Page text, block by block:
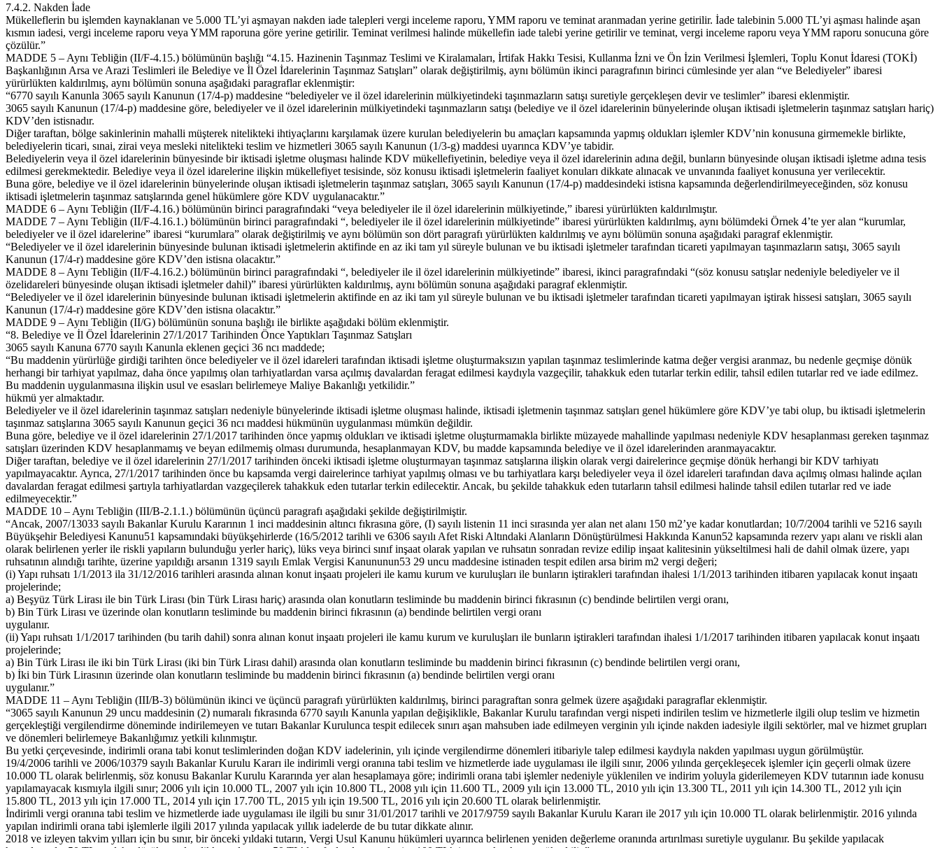
7.4.2. Nakden İade
Mükelleflerin bu işlemden kaynaklanan ve 5.000 TL’yi aşmayan nakden iade talepleri vergi inceleme raporu, YMM raporu ve teminat aranmadan yerine getirilir. İade talebinin 5.000 TL’yi aşması halinde aşan
kısmın iadesi, vergi inceleme raporu veya YMM raporuna göre yerine getirilir. Teminat verilmesi halinde mükellefin iade talebi yerine getirilir ve teminat, vergi inceleme raporu veya YMM raporu sonucuna göre
çözülür.”
MADDE 5 – Aynı Tebliğin (II/F-4.15.) bölümünün başlığı “4.15. Hazinenin Taşınmaz Teslimi ve Kiralamaları, İrtifak Hakkı Tesisi, Kullanma İzni ve Ön İzin Verilmesi İşlemleri, Toplu Konut İdaresi (TOKİ)
Başkanlığının Arsa ve Arazi Teslimleri ile Belediye ve İl Özel İdarelerinin Taşınmaz Satışları” olarak değiştirilmiş, aynı bölümün ikinci paragrafının birinci cümlesinde yer alan “ve Belediyeler” ibaresi
yürürlükten kaldırılmış, aynı bölümün sonuna aşağıdaki paragraflar eklenmiştir:
“6770 sayılı Kanunla 3065 sayılı Kanunun (17/4-p) maddesine “belediyeler ve il özel idarelerinin mülkiyetindeki taşınmazların satışı suretiyle gerçekleşen devir ve teslimler” ibaresi eklenmiştir.
3065 sayılı Kanunun (17/4-p) maddesine göre, belediyeler ve il özel idarelerinin mülkiyetindeki taşınmazların satışı (belediye ve il özel idarelerinin bünyelerinde oluşan iktisadi işletmelerin taşınmaz satışları hariç)
KDV’den istisnadır.
Diğer taraftan, bölge sakinlerinin mahalli müşterek nitelikteki ihtiyaçlarını karşılamak üzere kurulan belediyelerin bu amaçları kapsamında yapmış oldukları işlemler KDV’nin konusuna girmemekle birlikte,
belediyelerin ticari, sınai, zirai veya mesleki nitelikteki teslim ve hizmetleri 3065 sayılı Kanunun (1/3-g) maddesi uyarınca KDV’ye tabidir.
Belediyelerin veya il özel idarelerinin bünyesinde bir iktisadi işletme oluşması halinde KDV mükellefiyetinin, belediye veya il özel idarelerinin adına değil, bunların bünyesinde oluşan iktisadi işletme adına tesis
edilmesi gerekmektedir. Belediye veya il özel idarelerine ilişkin mükellefiyet tesisinde, söz konusu iktisadi işletmelerin faaliyet konuları dikkate alınacak ve unvanında faaliyet konusuna yer verilecektir.
Buna göre, belediye ve il özel idarelerinin bünyelerinde oluşan iktisadi işletmelerin taşınmaz satışları, 3065 sayılı Kanunun (17/4-p) maddesindeki istisna kapsamında değerlendirilmeyeceğinden, söz konusu
iktisadi işletmelerin taşınmaz satışlarında genel hükümlere göre KDV uygulanacaktır.”
MADDE 6 – Aynı Tebliğin (II/F-4.16.) bölümünün birinci paragrafındaki “veya belediyeler ile il özel idarelerinin mülkiyetinde,” ibaresi yürürlükten kaldırılmıştır.
MADDE 7 – Aynı Tebliğin (II/F-4.16.1.) bölümünün birinci paragrafındaki “, belediyeler ile il özel idarelerinin mülkiyetinde” ibaresi yürürlükten kaldırılmış, aynı bölümdeki Örnek 4’te yer alan “kurumlar,
belediyeler ve il özel idarelerine” ibaresi “kurumlara” olarak değiştirilmiş ve aynı bölümün son dört paragrafı yürürlükten kaldırılmış ve aynı bölümün sonuna aşağıdaki paragraf eklenmiştir.
“Belediyeler ve il özel idarelerinin bünyesinde bulunan iktisadi işletmelerin aktifinde en az iki tam yıl süreyle bulunan ve bu iktisadi işletmeler tarafından ticareti yapılmayan taşınmazların satışı, 3065 sayılı
Kanunun (17/4-r) maddesine göre KDV’den istisna olacaktır.”
MADDE 8 – Aynı Tebliğin (II/F-4.16.2.) bölümünün birinci paragrafındaki “, belediyeler ile il özel idarelerinin mülkiyetinde” ibaresi, ikinci paragrafındaki “(söz konusu satışlar nedeniyle belediyeler ve il
özelidareleri bünyesinde oluşan iktisadi işletmeler dahil)” ibaresi yürürlükten kaldırılmış, aynı bölümün sonuna aşağıdaki paragraf eklenmiştir.
“Belediyeler ve il özel idarelerinin bünyesinde bulunan iktisadi işletmelerin aktifinde en az iki tam yıl süreyle bulunan ve bu iktisadi işletmeler tarafından ticareti yapılmayan iştirak hissesi satışları, 3065 sayılı
Kanunun (17/4-r) maddesine göre KDV’den istisna olacaktır.”
MADDE 9 – Aynı Tebliğin (II/G) bölümünün sonuna başlığı ile birlikte aşağıdaki bölüm eklenmiştir.
“8. Belediye ve İl Özel İdarelerinin 27/1/2017 Tarihinden Önce Yaptıkları Taşınmaz Satışları
3065 sayılı Kanuna 6770 sayılı Kanunla eklenen geçici 36 ncı maddede;
“Bu maddenin yürürlüğe girdiği tarihten önce belediyeler ve il özel idareleri tarafından iktisadi işletme oluşturmaksızın yapılan taşınmaz teslimlerinde katma değer vergisi aranmaz, bu nedenle geçmişe dönük
herhangi bir tarhiyat yapılmaz, daha önce yapılmış olan tarhiyatlardan varsa açılmış davalardan feragat edilmesi kaydıyla vazgeçilir, tahakkuk eden tutarlar terkin edilir, tahsil edilen tutarlar red ve iade edilmez.
Bu maddenin uygulanmasına ilişkin usul ve esasları belirlemeye Maliye Bakanlığı yetkilidir.”
hükmü yer almaktadır.
Belediyeler ve il özel idarelerinin taşınmaz satışları nedeniyle bünyelerinde iktisadi işletme oluşması halinde, iktisadi işletmenin taşınmaz satışları genel hükümlere göre KDV’ye tabi olup, bu iktisadi işletmelerin
taşınmaz satışlarına 3065 sayılı Kanunun geçici 36 ncı maddesi hükmünün uygulanması mümkün değildir.
Buna göre, belediye ve il özel idarelerinin 27/1/2017 tarihinden önce yapmış oldukları ve iktisadi işletme oluşturmamakla birlikte müzayede mahallinde yapılması nedeniyle KDV hesaplanması gereken taşınmaz
satışları üzerinden KDV hesaplanmamış ve beyan edilmemiş olması durumunda, hesaplanmayan KDV, bu madde kapsamında belediye ve il özel idarelerinden aranmayacaktır.
Diğer taraftan, belediye ve il özel idarelerinin 27/1/2017 tarihinden önceki iktisadi işletme oluşturmayan taşınmaz satışlarına ilişkin olarak vergi dairelerince geçmişe dönük herhangi bir KDV tarhiyatı
yapılmayacaktır. Ayrıca, 27/1/2017 tarihinden önce bu kapsamda vergi dairelerince tarhiyat yapılmış olması ve bu tarhiyatlara karşı belediyeler veya il özel idareleri tarafından dava açılmış olması halinde açılan
davalardan feragat edilmesi şartıyla tarhiyatlardan vazgeçilerek tahakkuk eden tutarlar terkin edilecektir. Ancak, bu şekilde tahakkuk eden tutarların tahsil edilmesi halinde tahsil edilen tutarlar red ve iade
edilmeyecektir.”
MADDE 10 – Aynı Tebliğin (III/B-2.1.1.) bölümünün üçüncü paragrafı aşağıdaki şekilde değiştirilmiştir.
“Ancak, 2007/13033 sayılı Bakanlar Kurulu Kararının 1 inci maddesinin altıncı fıkrasına göre, (I) sayılı listenin 11 inci sırasında yer alan net alanı 150 m2’ye kadar konutlardan; 10/7/2004 tarihli ve 5216 sayılı
Büyükşehir Belediyesi Kanunu51 kapsamındaki büyükşehirlerde (16/5/2012 tarihli ve 6306 sayılı Afet Riski Altındaki Alanların Dönüştürülmesi Hakkında Kanun52 kapsamında rezerv yapı alanı ve riskli alan
olarak belirlenen yerler ile riskli yapıların bulunduğu yerler hariç), lüks veya birinci sınıf inşaat olarak yapılan ve ruhsatın sonradan revize edilip inşaat kalitesinin yükseltilmesi hali de dahil olmak üzere, yapı
ruhsatının alındığı tarihte, üzerine yapıldığı arsanın 1319 sayılı Emlak Vergisi Kanununun53 29 uncu maddesine istinaden tespit edilen arsa birim m2 vergi değeri;
(i) Yapı ruhsatı 1/1/2013 ila 31/12/2016 tarihleri arasında alınan konut inşaatı projeleri ile kamu kurum ve kuruluşları ile bunların iştirakleri tarafından ihalesi 1/1/2013 tarihinden itibaren yapılacak konut inşaatı
projelerinde;
a) Beşyüz Türk Lirası ile bin Türk Lirası (bin Türk Lirası hariç) arasında olan konutların tesliminde bu maddenin birinci fıkrasının (c) bendinde belirtilen vergi oranı,
b) Bin Türk Lirası ve üzerinde olan konutların tesliminde bu maddenin birinci fıkrasının (a) bendinde belirtilen vergi oranı
uygulanır.
(ii) Yapı ruhsatı 1/1/2017 tarihinden (bu tarih dahil) sonra alınan konut inşaatı projeleri ile kamu kurum ve kuruluşları ile bunların iştirakleri tarafından ihalesi 1/1/2017 tarihinden itibaren yapılacak konut inşaatı
projelerinde;
a) Bin Türk Lirası ile iki bin Türk Lirası (iki bin Türk Lirası dahil) arasında olan konutların tesliminde bu maddenin birinci fıkrasının (c) bendinde belirtilen vergi oranı,
b) İki bin Türk Lirasının üzerinde olan konutların tesliminde bu maddenin birinci fıkrasının (a) bendinde belirtilen vergi oranı
uygulanır.”
MADDE 11 – Aynı Tebliğin (III/B-3) bölümünün ikinci ve üçüncü paragrafı yürürlükten kaldırılmış, birinci paragraftan sonra gelmek üzere aşağıdaki paragraflar eklenmiştir.
“3065 sayılı Kanunun 29 uncu maddesinin (2) numaralı fıkrasında 6770 sayılı Kanunla yapılan değişiklikle, Bakanlar Kurulu tarafından vergi nispeti indirilen teslim ve hizmetlerle ilgili olup teslim ve hizmetin
gerçekleştiği vergilendirme döneminde indirilemeyen ve tutarı Bakanlar Kurulunca tespit edilecek sınırı aşan mahsuben iade edilmeyen verginin yılı içinde nakden iadesiyle ilgili sektörler, mal ve hizmet grupları
ve dönemleri belirlemeye Bakanlığımız yetkili kılınmıştır.
Bu yetki çerçevesinde, indirimli orana tabi konut teslimlerinden doğan KDV iadelerinin, yılı içinde vergilendirme dönemleri itibariyle talep edilmesi kaydıyla nakden yapılması uygun görülmüştür.
19/4/2006 tarihli ve 2006/10379 sayılı Bakanlar Kurulu Kararı ile indirimli vergi oranına tabi teslim ve hizmetlerde iade uygulaması ile ilgili sınır, 2006 yılında gerçekleşecek işlemler için geçerli olmak üzere
10.000 TL olarak belirlenmiş, söz konusu Bakanlar Kurulu Kararında yer alan hesaplamaya göre; indirimli orana tabi işlemler nedeniyle yüklenilen ve indirim yoluyla giderilemeyen KDV tutarının iade konusu
yapılamayacak kısmıyla ilgili sınır; 2006 yılı için 10.000 TL, 2007 yılı için 10.800 TL, 2008 yılı için 11.600 TL, 2009 yılı için 13.000 TL, 2010 yılı için 13.300 TL, 2011 yılı için 14.300 TL, 2012 yılı için
15.800 TL, 2013 yılı için 17.000 TL, 2014 yılı için 17.700 TL, 2015 yılı için 19.500 TL, 2016 yılı için 20.600 TL olarak belirlenmiştir.
İndirimli vergi oranına tabi teslim ve hizmetlerde iade uygulaması ile ilgili bu sınır 31/01/2017 tarihli ve 2017/9759 sayılı Bakanlar Kurulu Kararı ile 2017 yılı için 10.000 TL olarak belirlenmiştir. 2016 yılında
yapılan indirimli orana tabi işlemlerle ilgili 2017 yılında yapılacak yıllık iadelerde de bu tutar dikkate alınır.
2018 ve izleyen takvim yılları için bu sınır, bir önceki yıldaki tutarın, Vergi Usul Kanunu hükümleri uyarınca belirlenen yeniden değerleme oranında artırılması suretiyle uygulanır. Bu şekilde yapılacak